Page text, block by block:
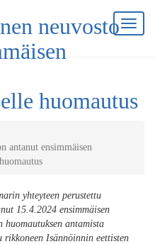
neuvosto
huomautus
antanut ensimmäisen
yhteyteen perustettu
15.4.2024 ensimmäisen
huomautuksen antamista
Isännöinnin eettisten